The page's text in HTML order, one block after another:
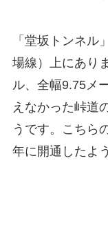
「堂坂トンネル
場線）上にあり
ル、全幅9.75メ
えなかった峠道
うです。こちら
年に開通したよ